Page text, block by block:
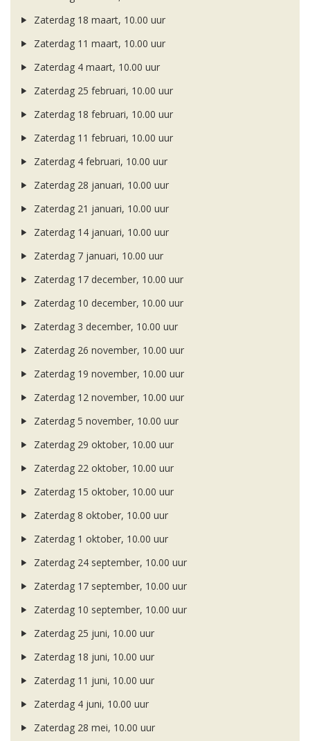
Zaterdag 18 maart, 10.00 uur
Zaterdag 11 maart, 10.00 uur
Zaterdag 4 maart, 10.00 uur
Zaterdag 25 februari, 10.00 uur
Zaterdag 18 februari, 10.00 uur
Zaterdag 11 februari, 10.00 uur
Zaterdag 4 februari, 10.00 uur
Zaterdag 28 januari, 10.00 uur
Zaterdag 21 januari, 10.00 uur
Zaterdag 14 januari, 10.00 uur
Zaterdag 7 januari, 10.00 uur
Zaterdag 17 december, 10.00 uur
Zaterdag 10 december, 10.00 uur
Zaterdag 3 december, 10.00 uur
Zaterdag 26 november, 10.00 uur
Zaterdag 19 november, 10.00 uur
Zaterdag 12 november, 10.00 uur
Zaterdag 5 november, 10.00 uur
Zaterdag 29 oktober, 10.00 uur
Zaterdag 22 oktober, 10.00 uur
Zaterdag 15 oktober, 10.00 uur
Zaterdag 8 oktober, 10.00 uur
Zaterdag 1 oktober, 10.00 uur
Zaterdag 24 september, 10.00 uur
Zaterdag 17 september, 10.00 uur
Zaterdag 10 september, 10.00 uur
Zaterdag 25 juni, 10.00 uur
Zaterdag 18 juni, 10.00 uur
Zaterdag 11 juni, 10.00 uur
Zaterdag 4 juni, 10.00 uur
Zaterdag 28 mei, 10.00 uur